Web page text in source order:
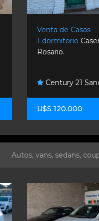
Venta de Casas
1 dormitorio
Rosario.
Century 21
U$S 120.000
Autos, vans, sedans,